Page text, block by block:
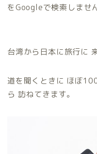
をGoogleで検索しませ
台湾から日本に旅行に
道を聞くときに ほぼ
ら 訪ねてきます。